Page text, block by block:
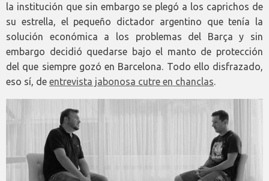
la institución que sin embargo se plegó a los caprichos de
su estrella, el pequeño dictador argentino que tenía la
solución económica a los problemas del Barça y sin
embargo decidió quedarse bajo el manto de protección
del que siempre gozó en Barcelona. Todo ello disfrazado,
eso sí, de entrevista jabonosa cutre en chanclas.